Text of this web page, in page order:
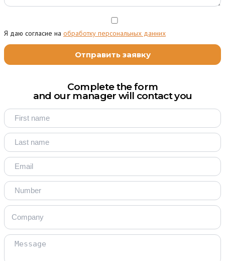
Я даю согласие на обработку персональных данних
Complete the form
and our manager will contact you